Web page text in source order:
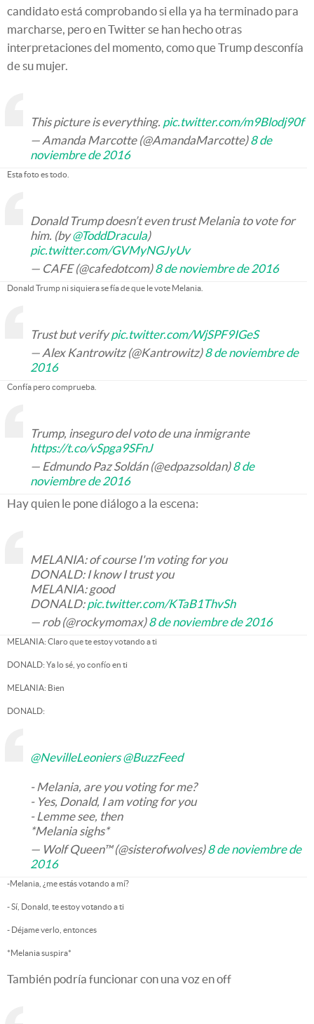
candidato está comprobando si ella ya ha terminado para
marcharse, pero en Twitter se han hecho otras
interpretaciones del momento, como que Trump desconfía
de su mujer.
This picture is everything. pic.twitter.com/m9Blodj90f
— Amanda Marcotte (@AmandaMarcotte)8 de
noviembre de 2016
Esta foto es todo.
Donald Trump doesn’t even trust Melania to vote for
him. (by@ToddDracula)
pic.twitter.com/GVMyNGJyUv
— CAFE (@cafedotcom)8 de noviembre de 2016
Donald Trump ni siquiera se fía de que le vote Melania.
Trust but verifypic.twitter.com/WjSPF9IGeS
— Alex Kantrowitz (@Kantrowitz)8 de noviembre de
2016
Confía pero comprueba.
Trump, inseguro del voto de una inmigrante
https://t.co/vSpga9SFnJ
— Edmundo Paz Soldán (@edpazsoldan)8 de
noviembre de 2016
Hay quien le pone diálogo a la escena:
MELANIA: of course I'm voting for you
DONALD: I know I trust you
MELANIA: good
DONALD:pic.twitter.com/KTaB1ThvSh
— rob (@rockymomax)8 de noviembre de 2016
MELANIA: Claro que te estoy votando a ti
DONALD: Ya lo sé, yo confío en ti
MELANIA: Bien
DONALD:
@NevilleLeoniers @BuzzFeed
- Melania, are you voting for me?
- Yes, Donald, I am voting for you
- Lemme see, then
*Melania sighs*
— Wolf Queen™ (@sisterofwolves)8 de noviembre de
2016
-Melania, ¿me estás votando a mí?
- Sí, Donald, te estoy votando a ti
- Déjame verlo, entonces
*Melania suspira*
También podría funcionar con una voz en off